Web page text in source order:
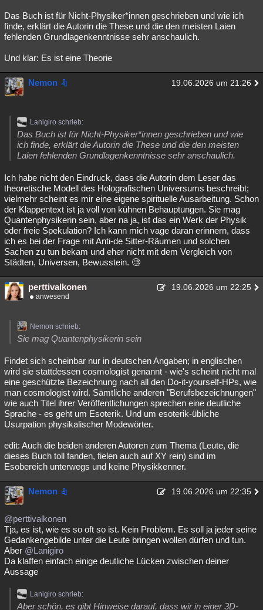
Das Buch ist für Nicht-Physiker*innen geschrieben und wie ich
finde, erklärt die Autorin die These und die den meisten Laien
fehlenden Grundlagenkenntnisse sehr anschaulich.
Und klar: Es ist eine Theorie
Nemon 19.06.2026 um 21:26
Lanigiro schrieb:
Das Buch ist für Nicht-Physiker*innen geschrieben und wie
ich finde, erklärt die Autorin die These und die den meisten
Laien fehlenden Grundlagenkenntnisse sehr anschaulich.
Ich habe nicht den Eindruck, dass die Autorin dem Leser das
theoretische Modell des Holografischen Universums beschreibt;
vielmehr scheint es mir eine eigene spirituelle Ausarbeitung. Schon
der Klappentext ist ja voll von kühnen Behauptungen. Sie mag
Quantenphysikerin sein, aber na ja, ist das ein Werk der Physik
oder freie Spekulation? Ich kann mich vage daran erinnern, dass
ich es bei der Frage mit Anti-de Sitter-Räumen und solchen
Sachen zu tun bekam und eher nicht mit dem Vergleich von
Städten, Universen, Bewusstein. 🧐
perttivalkonen 19.06.2026 um 22:25
anwesend
Nemon schrieb:
Sie mag Quantenphysikerin sein
Findet sich scheinbar nur in deutschen Angaben; in englischen
wird sie stattdessen cosmologist genannt - wie's scheint nicht mal
eine geschützte Bezeichnung nach all den Do-it-yourself-HPs, wie
man cosmologist wird. Sämtliche anderen "Berufsbezeichnungen"
wie auch Titel ihrer Veröffentlichungen sprechen eine deutliche
Sprache - es geht um Esoterik. Und um esoterik-übliche
Usurpation physikalischer Modewörter.
edit: Auch die beiden anderen Autoren zum Thema (Leute, die
dieses Buch toll fanden, fielen auch auf XY rein) sind im
Esobereich unterwegs und keine Physikkenner.
Nemon 19.06.2026 um 22:35
@perttivalkonen
Tja, es ist, wie es so oft so ist. Kein Problem. Es soll ja jeder seine
Gedankengebilde unter die Leute bringen wollen dürfen und tun.
Aber @Lanigiro
Da klaffen einfach einige deutliche Lücken zwischen deiner
Aussage
Lanigiro schrieb:
Aber schön, es gibt Hinweise darauf, dass wir in einer 3D-